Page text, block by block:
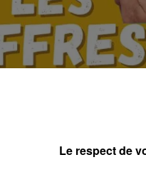
Le respect de